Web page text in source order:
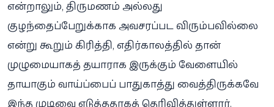
என்றாலும், திருமணம் அல்லது
குழந்தைப்பேறுக்காக அவசரப்பட விரும்பவில்லை
என்று கூறும் கிரித்தி, எதிர்காலத்தில் தான்
முழுமையாகத் தயாராக இருக்கும் வேளையில்
தாயாகும் வாய்ப்பைப் பாதுகாத்து வைத்திருக்கவே
இந்த முடிவை எடுத்ததாகத் தெரிவித்துள்ளார்.